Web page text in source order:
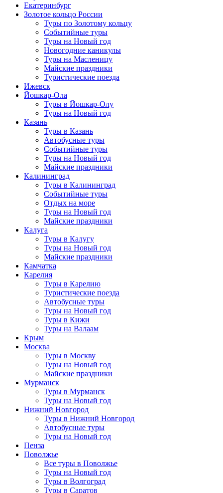
Екатеринбург
Золотое кольцо России
Туры по Золотому кольцу
Событийные туры
Туры на Новый год
Новогодние каникулы
Туры на Масленицу
Майские праздники
Туристические поезда
Ижевск
Йошкар-Ола
Туры в Йошкар-Олу
Туры на Новый год
Казань
Туры в Казань
Автобусные туры
Событийные туры
Туры на Новый год
Майские праздники
Калининград
Туры в Калининград
Событийные туры
Отдых на море
Туры на Новый год
Майские праздники
Калуга
Туры в Калугу
Туры на Новый год
Майские праздники
Камчатка
Карелия
Туры в Карелию
Туристические поезда
Автобусные туры
Туры на Новый год
Туры в Кижи
Туры на Валаам
Крым
Москва
Туры в Москву
Туры на Новый год
Майские праздники
Мурманск
Туры в Мурманск
Туры на Новый год
Нижний Новгород
Туры в Нижний Новгород
Автобусные туры
Туры на Новый год
Пенза
Поволжье
Все туры в Поволжье
Туры на Новый год
Туры в Волгоград
Туры в Саратов